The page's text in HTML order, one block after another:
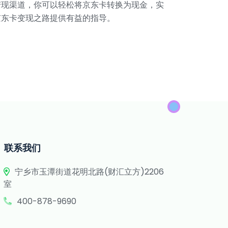
渠道，你可以轻松将京东卡转换为现金，实
卡变现之路提供有益的指导。
联系我们
宁乡市玉潭街道花明北路(财汇立方)2206
室
400-878-9690